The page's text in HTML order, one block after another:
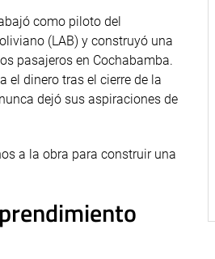
como piloto del
(LAB) y construyó una
pasajeros en Cochabamba.
el dinero tras el cierre de la
dejó sus aspiraciones de
a la obra para construir una